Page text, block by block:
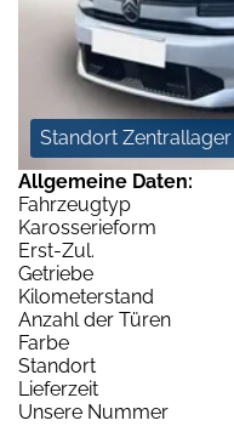
Standort Zentrallager
Allgemeine Daten:
Fahrzeugtyp
Karosserieform
Erst-Zul.
Getriebe
Kilometerstand
Anzahl der Türen
Farbe
Standort
Lieferzeit
Unsere Nummer